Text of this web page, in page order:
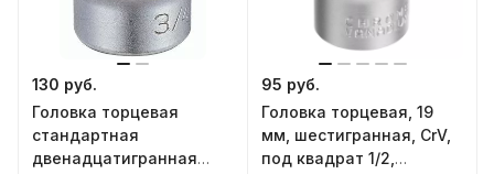
130 руб.
Головка торцевая
стандартная
двенадцатигранная
95 руб.
Головка торцевая, 19
мм, шестигранная, CrV,
под квадрат 1/2,